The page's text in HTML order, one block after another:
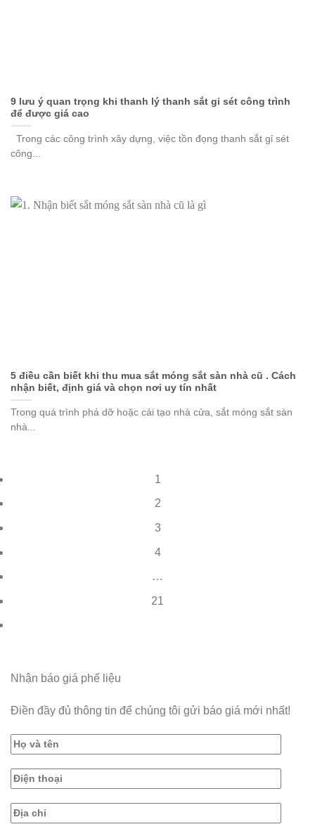
Nhận báo giá phế liệu
Điền đầy đủ thông tin để chúng tôi gửi báo giá mới nhất!
9 lưu ý quan trọng khi thanh lý thanh sắt gỉ sét công trình
để được giá cao
Trong các công trình xây dựng, việc tồn đọng thanh sắt gỉ sét
công...
5 điều cần biết khi thu mua sắt móng sắt sàn nhà cũ . Cách
nhận biết, định giá và chọn nơi uy tín nhất
Trong quá trình phá dỡ hoặc cải tạo nhà cửa, sắt móng sắt sàn
nhà...
1
2
3
4
…
21